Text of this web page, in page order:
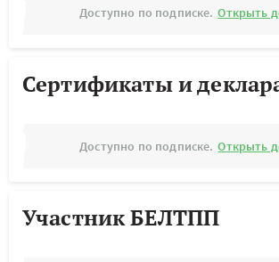
Доступно по подписке. Открыть
Сертификаты и
Доступно по подписке. Открыть
Участник БЕЛТПП